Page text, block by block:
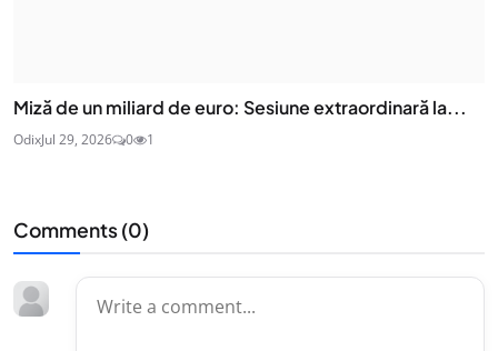
Miză de un miliard de euro: Sesiune extraordinară la...
OdixJul 29, 2026 0 1
Comments (0)